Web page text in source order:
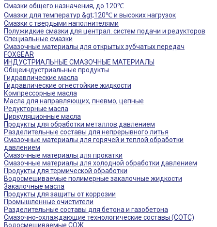
Смазки общего назначения, до 120℃
Смазки для температур &gt;120℃ и высоких нагрузок
Смазки с твердыми наполнителями
Полужидкие смазки для централ. систем подачи и редукторов
Специальные смазки
Смазочные материалы для открытых зубчатых передач
FOXGEAR
ИНДУСТРИАЛЬНЫЕ СМАЗОЧНЫЕ МАТЕРИАЛЫ
Общеиндустриальные продукты
Гидравлические масла
Гидравлические огнестойкие жидкости
Компрессорные масла
Масла для направляющих, пневмо, цепные
Редукторные масла
Циркуляционные масла
Продукты для обработки металлов давлением
Разделительные составы для непрерывного литья
Смазочные материалы для горячей и теплой обработки
давлением
Смазочные материалы для прокатки
Смазочные материалы для холодной обработки давлением
Продукты для термической обработки
Водосмешиваемые полимерные закалочные жидкости
Закалочные масла
Продукты для защиты от коррозии
Промышленные очистители
Разделительные составы для бетона и газобетона
Смазочно-охлаждающие технологические составы (СОТС)
Водосмешиваемые СОЖ